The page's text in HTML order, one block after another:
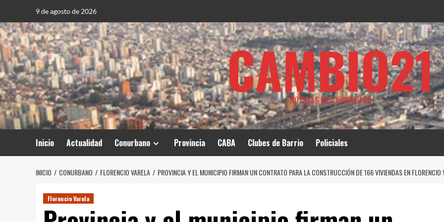
contenido
9 de agosto de 2026
CAMBIO21
NOTICIAS DEL CONURBANO
Inicio Actualidad Conurbano Provincia CABA Clubes de Barrio Policiales
INICIO CONURBANO FLORENCIO VARELA PROVINCIA Y EL MUNICIPIO FIRMAN UN CONTRATO PARA LA CONSTRUCCIÓN DE 166 VIVIENDAS EN FLORENCIO
Florencio Varela